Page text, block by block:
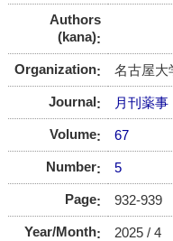
Authors
(kana)
Organization 名古屋大
Journal 月刊薬事
Volume 67
Number 5
Page 932-939
Year/Month 2025 / 4